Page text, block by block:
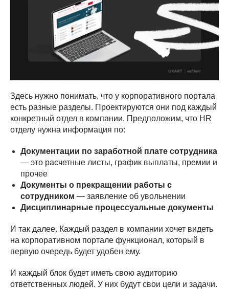
Здесь нужно понимать, что у корпоративного портала
есть разные разделы. Проектируются они под каждый
конкретный отдел в компании. Предположим, что HR
отделу нужна информация по:
Документации по заработной плате сотрудника
— это расчетные листы, график выплаты, премии и
прочее
Документы о прекращении работы с
сотрудником — заявление об увольнении
Дисциплинарные процессуальные документы
И так далее. Каждый раздел в компании хочет видеть
на корпоративном портале функционал, который в
первую очередь будет удобен ему.
И каждый блок будет иметь свою аудиторию
ответственных людей. У них будут свои цели и задачи.